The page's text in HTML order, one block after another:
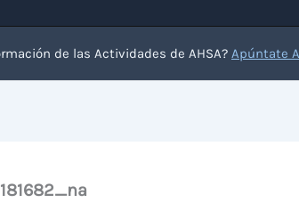
de las Actividades de AHSA? Apúntate